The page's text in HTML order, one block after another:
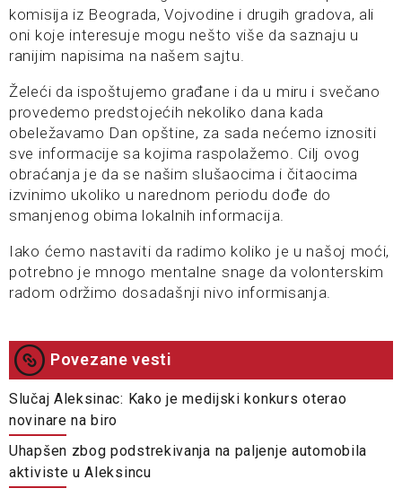
komisija iz Beograda, Vojvodine i drugih gradova, ali
oni koje interesuje mogu nešto više da saznaju u
ranijim napisima na našem sajtu.
Želeći da ispoštujemo građane i da u miru i svečano
provedemo predstojećih nekoliko dana kada
obeležavamo Dan opštine, za sada nećemo iznositi
sve informacije sa kojima raspolažemo. Cilj ovog
obraćanja je da se našim slušaocima i čitaocima
izvinimo ukoliko u narednom periodu dođe do
smanjenog obima lokalnih informacija.
Iako ćemo nastaviti da radimo koliko je u našoj moći,
potrebno je mnogo mentalne snage da volonterskim
radom održimo dosadašnji nivo informisanja.
Povezane vesti
Slučaj Aleksinac: Kako je medijski konkurs oterao
novinare na biro
Uhapšen zbog podstrekivanja na paljenje automobila
aktiviste u Aleksincu